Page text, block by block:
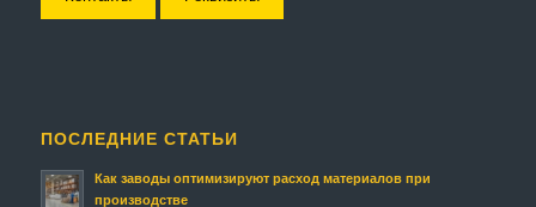
ПОСЛЕДНИЕ СТАТЬИ
Как заводы оптимизируют расход материалов при
производстве